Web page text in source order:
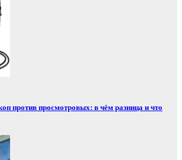
против просмотровых: в чём разница и что